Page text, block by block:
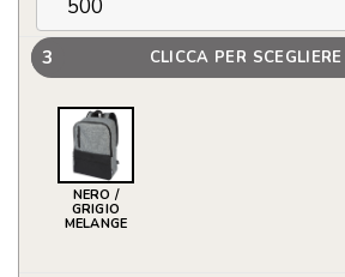
3 CLICCA PER
NERO /
GRIGIO
MELANGE